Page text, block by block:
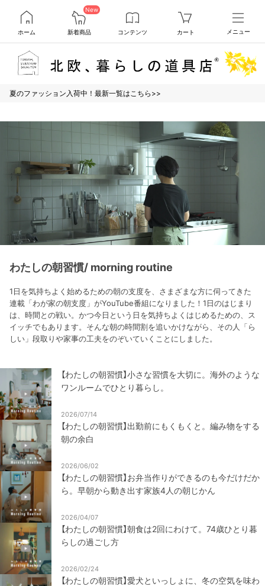
ホーム
New
新着商品 コンテンツ カート メニュー
夏のファッション入荷中！最新一覧はこちら>>
わたしの朝習慣/ morning routine
1日を気持ちよく始めるための朝の支度を、さまざまな方に伺ってきた
連載「わが家の朝支度」がYouTube番組になりました！1日のはじまり
は、時間との戦い。かつ今日という日を気持ちよくはじめるための、ス
イッチでもあります。そんな朝の時間割を追いかけながら、その人「ら
しい」段取りや家事の工夫をのぞいていくことにしました。
【わたしの朝習慣】小さな習慣を大切に。海外のような
ワンルームでひとり暮らし。
2026/07/14
【わたしの朝習慣】出勤前にもくもくと。編み物をする
朝の余白
2026/06/02
【わたしの朝習慣】お弁当作りができるのも今だけだか
ら。早朝から動き出す家族4人の朝じかん
2026/04/07
【わたしの朝習慣】朝食は2回にわけて。74歳ひとり暮
らしの過ごし方
2026/02/24
【わたしの朝習慣】愛犬といっしょに、冬の空気を味わ